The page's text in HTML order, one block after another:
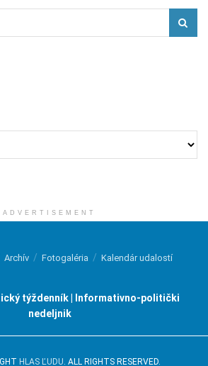
ADVERTISEMENT
Archív Fotogaléria Kalendár udalostí
týždenník | Informativno-politički
nedeljnik
HLAS ĽUDU . ALL RIGHTS RESERVED.